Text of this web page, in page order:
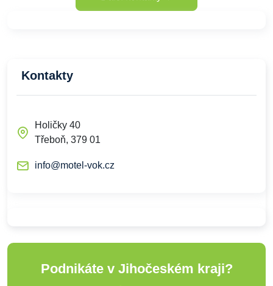
Kontakty
Holičky 40
Třeboň, 379 01
info@motel-vok.cz
Podnikáte v Jihočeském kraji?